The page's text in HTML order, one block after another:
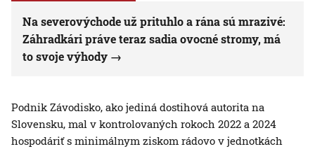
Na severovýchode už prituhlo a rána sú mrazivé:
Záhradkári práve teraz sadia ovocné stromy, má
to svoje výhody
Podnik Závodisko, ako jediná dostihová autorita na
Slovensku, mal v kontrolovaných rokoch 2022 a 2024
hospodáriť s minimálnym ziskom rádovo v jednotkách